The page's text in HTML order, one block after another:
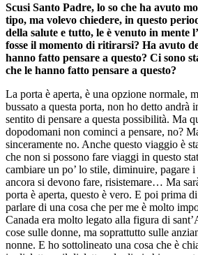
Scusi Santo Padre, lo so che ha avuto
tipo, ma volevo chiedere, in questo
della salute e tutto, le è venuto in mente
fosse il momento di ritirarsi? Ha avuto
hanno fatto pensare a questo? Ci sono
che le hanno fatto pensare a questo?
La porta è aperta, è una opzione normale,
bussato a questa porta, non ho detto andrà
sentito di pensare a questa possibilità. Ma
dopodomani non cominci a pensare, no?
sinceramente no. Anche questo viaggio è
che non si possono fare viaggi in questo
cambiare un po’ lo stile, diminuire, pagare
ancora si devono fare, risistemare… Ma
porta è aperta, questo è vero. E poi prima
parlare di una cosa che per me è molto
Canada era molto legato alla figura di
cose sulle donne, ma soprattutto sulle
nonne. E ho sottolineato una cosa che è